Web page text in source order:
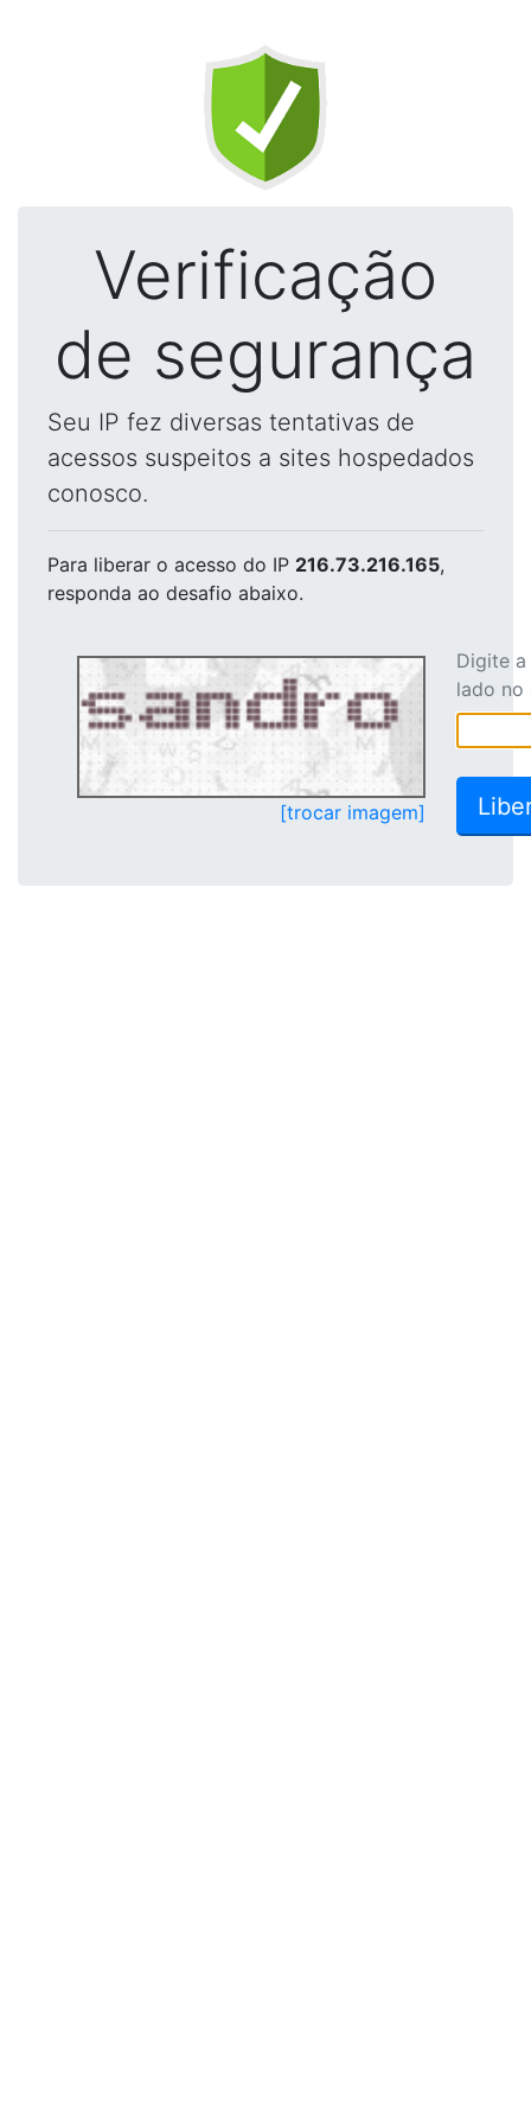
Verificação
de segurança
Seu IP fez diversas tentativas de
acessos suspeitos a sites hospedados
conosco.
Para liberar o acesso do IP 216.73.216.165,
responda ao desafio abaixo.
[trocar imagem]
Digite
lado no